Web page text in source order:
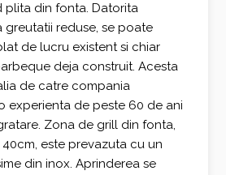
plita din fonta. Datorita
greutatii reduse, se poate
de lucru existent si chiar
deja construit. Acesta
de catre compania
o experienta de peste 60 de ani
Zona de grill din fonta,
este prevazuta cu un
din inox. Aprinderea se